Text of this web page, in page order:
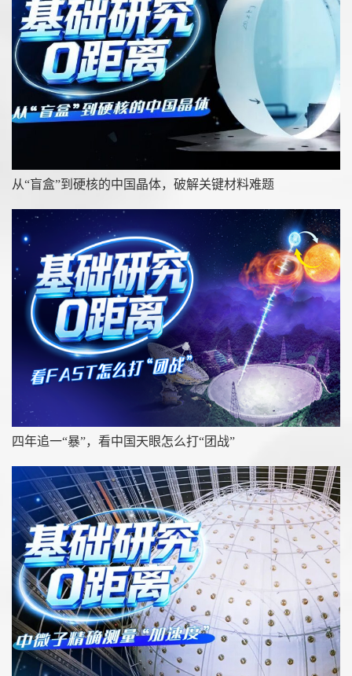
从“盲盒”到硬核的中国晶体，破解关键材料难题
四年追一“暴”，看中国天眼怎么打“团战”